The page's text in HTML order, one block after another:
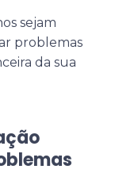
sejam
problemas
da sua